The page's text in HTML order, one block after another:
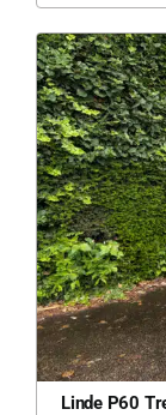
Linde P60